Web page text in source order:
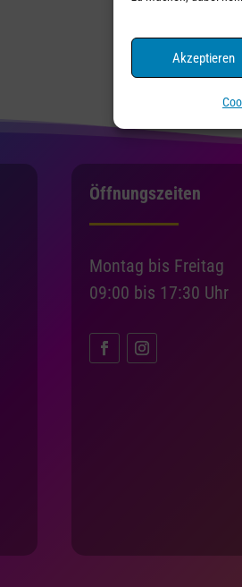
Akzeptieren
Öffnungszeiten
Montag bis Freitag
09:00 bis 17:30 Uhr